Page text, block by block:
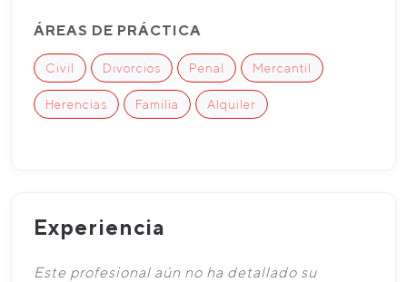
ÁREAS DE PRÁCTICA
Civil Divorcios Penal Mercantil
Herencias Familia Alquiler
Experiencia
Este profesional aún no ha detallado su